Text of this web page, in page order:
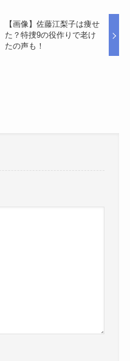
【画像】佐藤江梨子は痩せ
た？特捜9の役作りで老け
たの声も！